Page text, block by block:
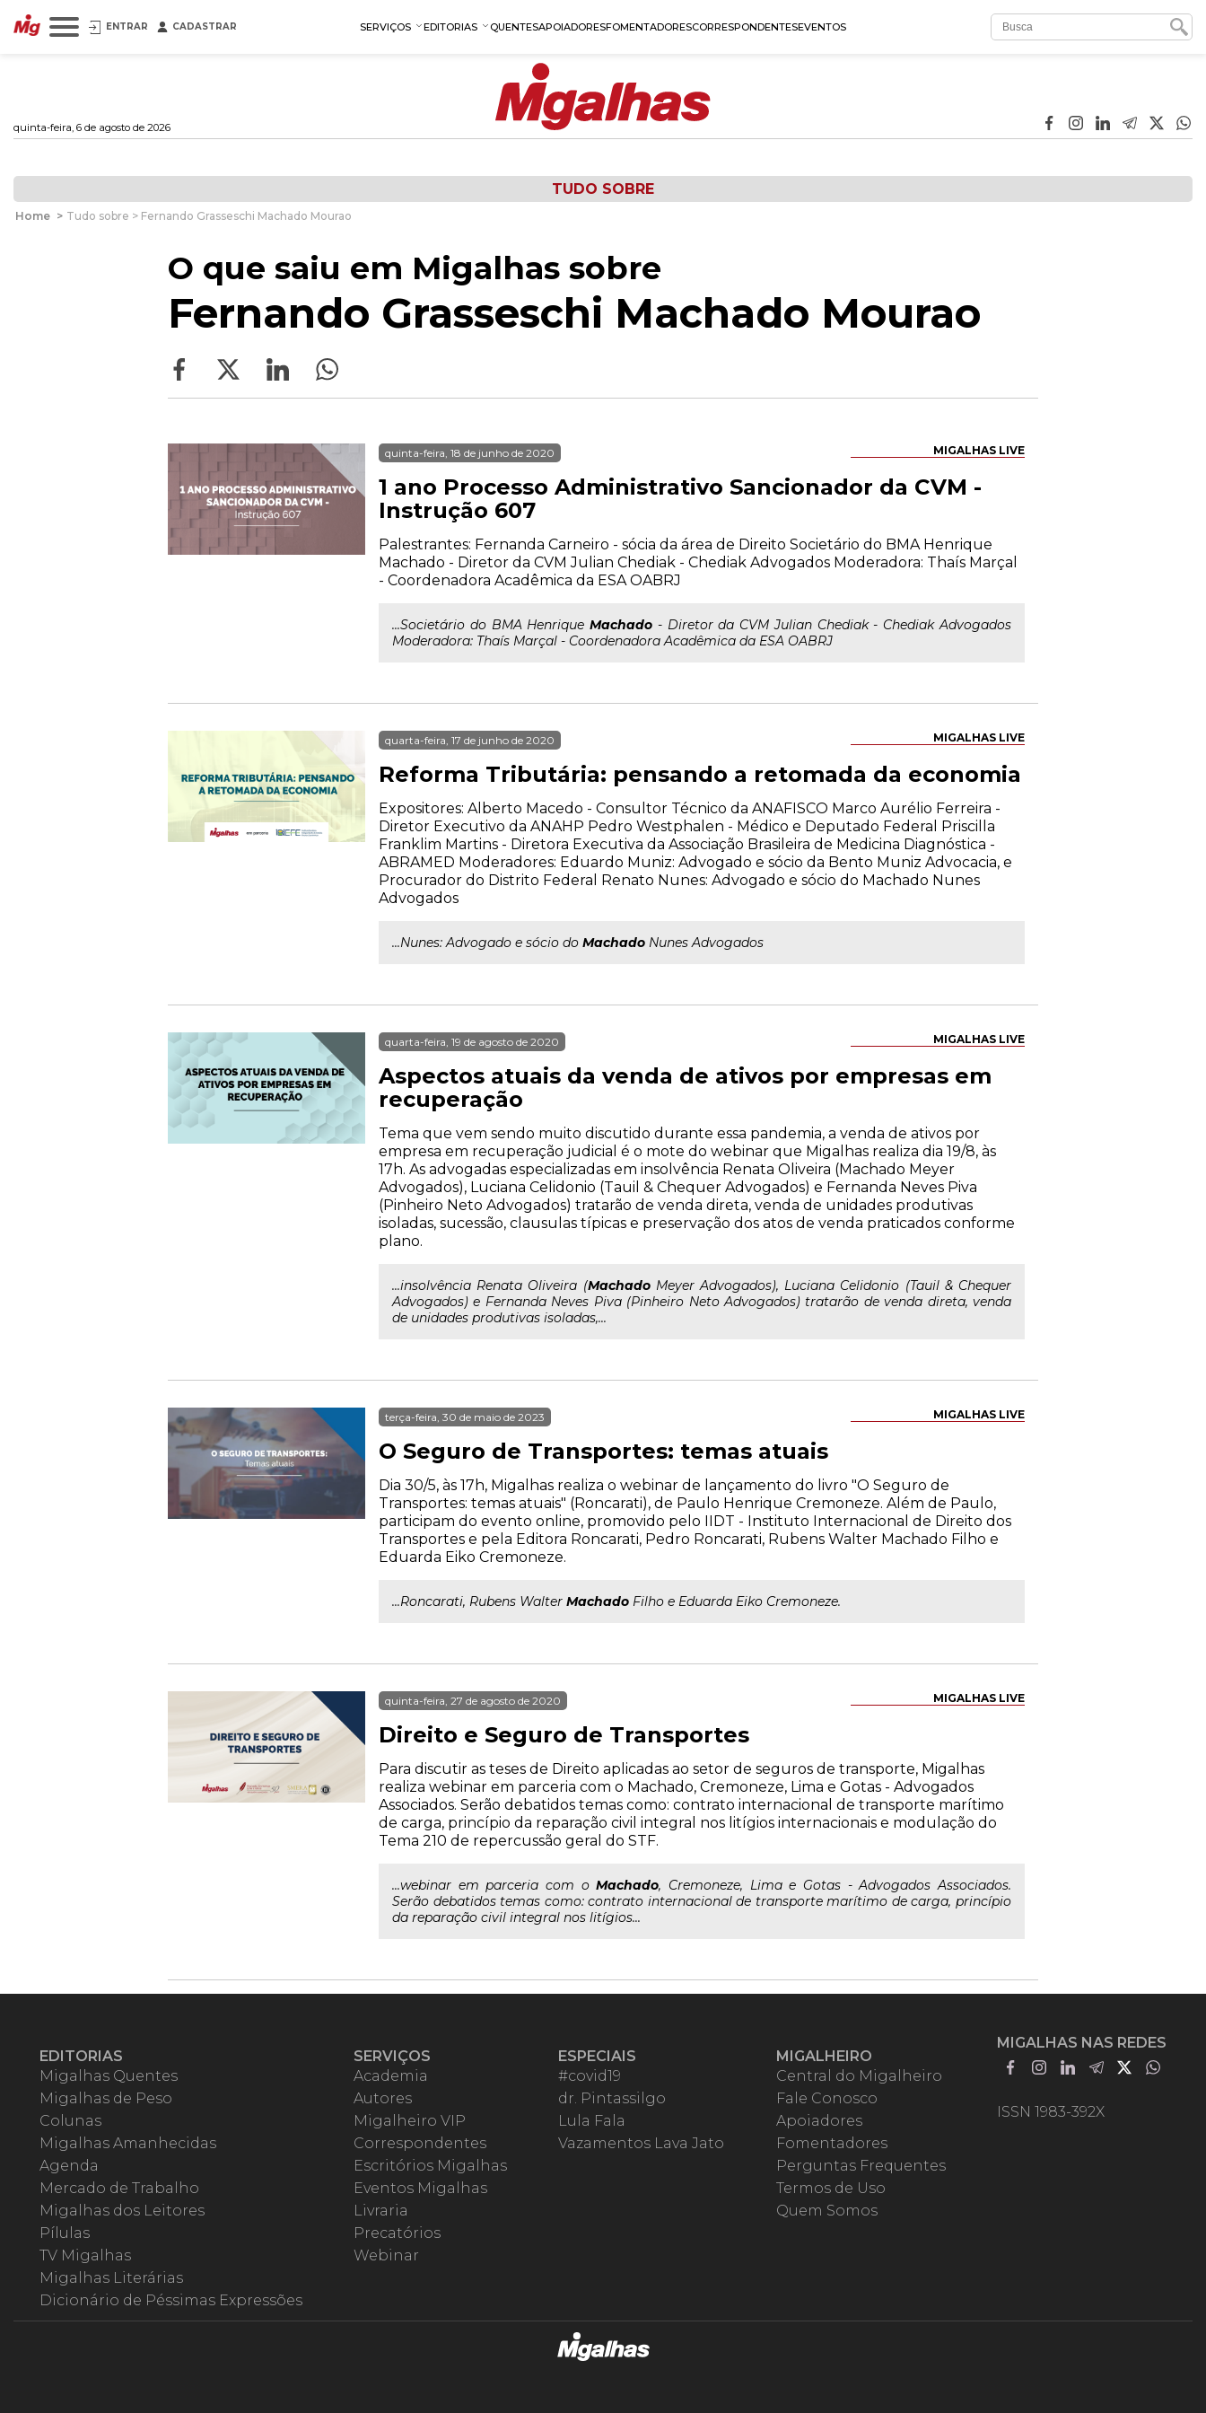
ENTRAR CADASTRAR SERVIÇOS EDITORIAS QUENTESAPOIADORESFOMENTADORESCORRESPONDENTESEVENTOS
quinta-feira, 6 de agosto de 2026
TUDO SOBRE
Home > Tudo sobre > Fernando Grasseschi Machado Mourao
O que saiu em Migalhas sobre
Fernando Grasseschi Machado Mourao
MIGALHAS LIVE
quinta-feira, 18 de junho de 2020
1 ano Processo Administrativo Sancionador da CVM -
Instrução 607
Palestrantes: Fernanda Carneiro - sócia da área de Direito Societário do BMA Henrique
Machado - Diretor da CVM Julian Chediak - Chediak Advogados Moderadora: Thaís Marçal
- Coordenadora Acadêmica da ESA OABRJ
...Societário do BMA HenriqueMachado - Diretor da CVM Julian Chediak - Chediak Advogados
Moderadora: Thaís Marçal - Coordenadora Acadêmica da ESA OABRJ
MIGALHAS LIVE
quarta-feira, 17 de junho de 2020
Reforma Tributária: pensando a retomada da economia
Expositores: Alberto Macedo - Consultor Técnico da ANAFISCO Marco Aurélio Ferreira -
Diretor Executivo da ANAHP Pedro Westphalen - Médico e Deputado Federal Priscilla
Franklim Martins - Diretora Executiva da Associação Brasileira de Medicina Diagnóstica -
ABRAMED Moderadores: Eduardo Muniz: Advogado e sócio da Bento Muniz Advocacia, e
Procurador do Distrito Federal Renato Nunes: Advogado e sócio do Machado Nunes
Advogados
...Nunes: Advogado e sócio do Machado Nunes Advogados
MIGALHAS LIVE
quarta-feira, 19 de agosto de 2020
Aspectos atuais da venda de ativos por empresas em
recuperação
Tema que vem sendo muito discutido durante essa pandemia, a venda de ativos por
empresa em recuperação judicial é o mote do webinar que Migalhas realiza dia 19/8, às
17h. As advogadas especializadas em insolvência Renata Oliveira (Machado Meyer
Advogados), Luciana Celidonio (Tauil & Chequer Advogados) e Fernanda Neves Piva
(Pinheiro Neto Advogados) tratarão de venda direta, venda de unidades produtivas
isoladas, sucessão, clausulas típicas e preservação dos atos de venda praticados conforme
plano.
...insolvência Renata Oliveira (MachadoMeyer Advogados), Luciana Celidonio (Tauil & Chequer
Advogados) e Fernanda Neves Piva (Pinheiro Neto Advogados) tratarão de venda direta, venda
de unidades produtivas isoladas,...
MIGALHAS LIVE
terça-feira, 30 de maio de 2023
O Seguro de Transportes: temas atuais
Dia 30/5, às 17h, Migalhas realiza o webinar de lançamento do livro "O Seguro de
Transportes: temas atuais" (Roncarati), de Paulo Henrique Cremoneze. Além de Paulo,
participam do evento online, promovido pelo IIDT - Instituto Internacional de Direito dos
Transportes e pela Editora Roncarati, Pedro Roncarati, Rubens Walter Machado Filho e
Eduarda Eiko Cremoneze.
...Roncarati, Rubens Walter Machado Filho e Eduarda Eiko Cremoneze.
MIGALHAS LIVE
quinta-feira, 27 de agosto de 2020
Direito e Seguro de Transportes
Para discutir as teses de Direito aplicadas ao setor de seguros de transporte, Migalhas
realiza webinar em parceria com o Machado, Cremoneze, Lima e Gotas - Advogados
Associados. Serão debatidos temas como: contrato internacional de transporte marítimo
de carga, princípio da reparação civil integral nos litígios internacionais e modulação do
Tema 210 de repercussão geral do STF.
...webinar em parceria com oMachado, Cremoneze, Lima e Gotas - Advogados Associados.
Serão debatidos temas como: contrato internacional de transporte marítimo de carga, princípio
da reparação civil integral nos litígios...
EDITORIAS
Migalhas Quentes
Migalhas de Peso
Colunas
Migalhas Amanhecidas
Agenda
Mercado de Trabalho
Migalhas dos Leitores
Pílulas
TV Migalhas
Migalhas Literárias
Dicionário de Péssimas Expressões
SERVIÇOS
Academia
Autores
Migalheiro VIP
Correspondentes
Escritórios Migalhas
Eventos Migalhas
Livraria
Precatórios
Webinar
ESPECIAIS
#covid19
dr. Pintassilgo
Lula Fala
Vazamentos Lava Jato
MIGALHEIRO
Central do Migalheiro
Fale Conosco
Apoiadores
Fomentadores
Perguntas Frequentes
Termos de Uso
Quem Somos
MIGALHAS NAS REDES
ISSN 1983-392X